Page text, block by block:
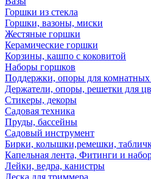
Горшки из стекла
Горшки, вазоны, миски
Жестяные горшки
Керамические горшки
Корзины, кашпо с коковитой
Наборы горшков
Поддержки, опоры для комнатных
Держатели, опоры, решетки для
Стикеры, декоры
Садовая техника
Пруды, бассейны
Садовый инструмент
Бирки, колышки,ремешки,
Капельная лента, Фитинги и
Лейки, ведра, канистры
Леска для триммера